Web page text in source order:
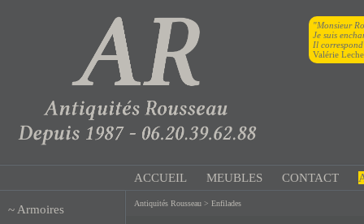
"Monsieur
Je suis
Il
Valérie
ACCUEIL MEUBLES CONTACT
~ Armoires
Antiquités Rousseau > Enfilades